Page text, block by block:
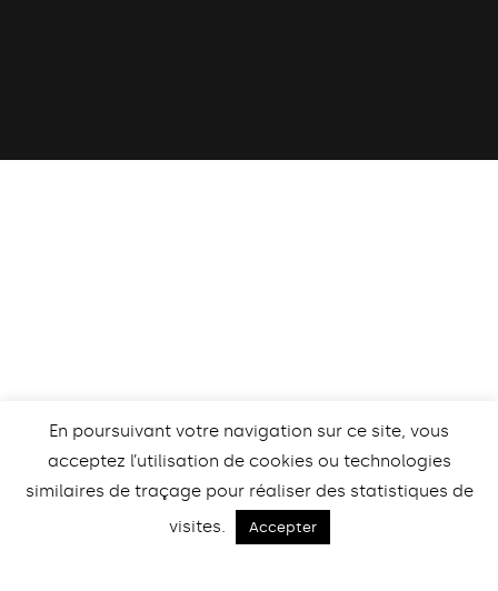
En poursuivant votre navigation sur ce site, vous
acceptez l’utilisation de cookies ou technologies
similaires de traçage pour réaliser des statistiques de
visites.
Accepter